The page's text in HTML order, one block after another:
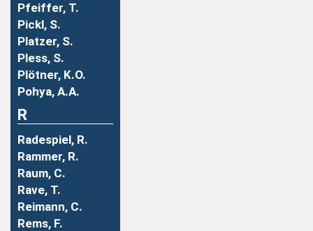
Pfeiffer, T.
Pickl, S.
Platzer, S.
Pless, S.
Plötner, K.O.
Pohya, A.A.
R
Radespiel, R.
Rammer, R.
Raum, C.
Rave, T.
Reimann, C.
Rems, F.